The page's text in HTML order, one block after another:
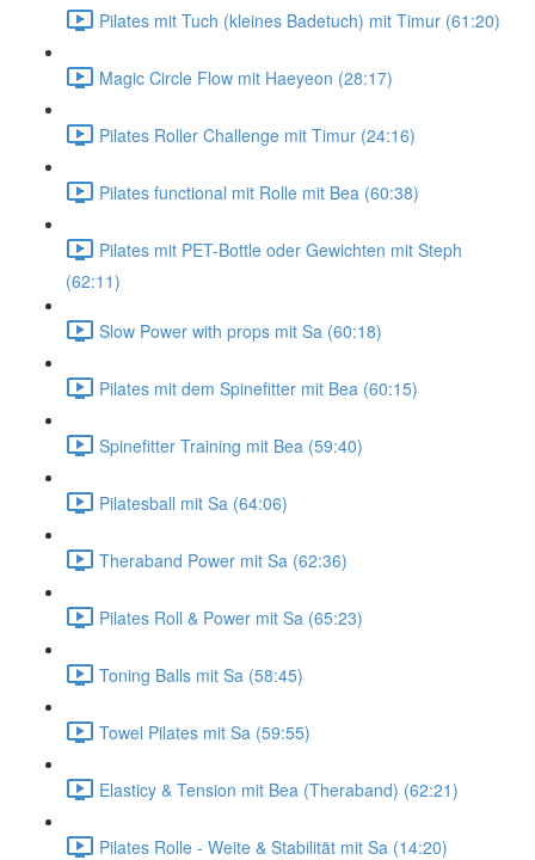
Pilates mit Tuch (kleines Badetuch) mit Timur (61:20)
Magic Circle Flow mit Haeyeon (28:17)
Pilates Roller Challenge mit Timur (24:16)
Pilates functional mit Rolle mit Bea (60:38)
Pilates mit PET-Bottle oder Gewichten mit Steph
(62:11)
Slow Power with props mit Sa (60:18)
Pilates mit dem Spinefitter mit Bea (60:15)
Spinefitter Training mit Bea (59:40)
Pilatesball mit Sa (64:06)
Theraband Power mit Sa (62:36)
Pilates Roll & Power mit Sa (65:23)
Toning Balls mit Sa (58:45)
Towel Pilates mit Sa (59:55)
Elasticy & Tension mit Bea (Theraband) (62:21)
Pilates Rolle - Weite & Stabilität mit Sa (14:20)